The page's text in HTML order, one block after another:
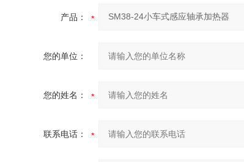
产品：
您的单位：
您的姓名：
联系电话：